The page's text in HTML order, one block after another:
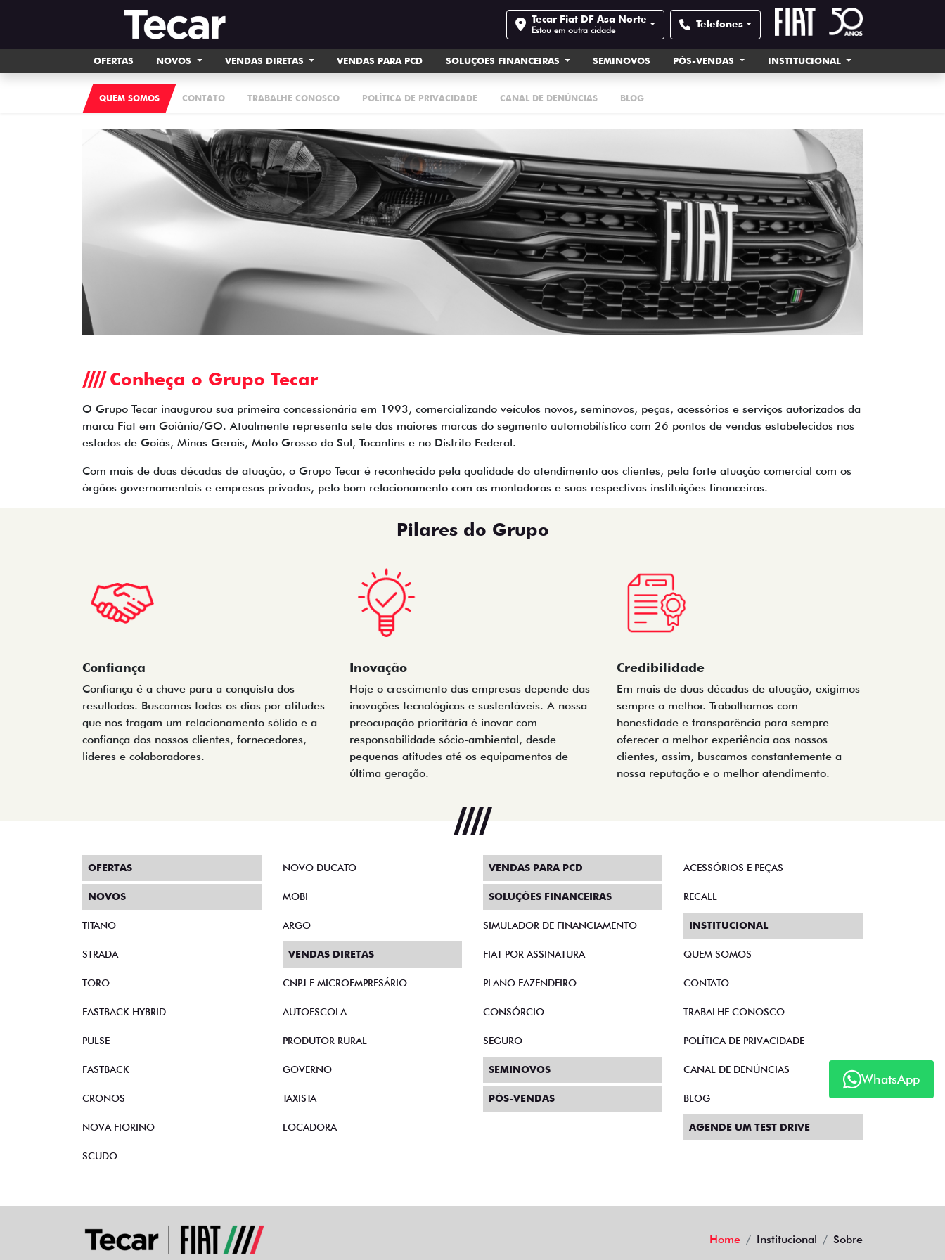
Tecar Fiat DF Asa Norte
Estou em outra cidade Telefones
OFERTAS NOVOS VENDAS DIRETAS VENDAS PARA PCD SOLUÇÕES FINANCEIRAS SEMINOVOS PÓS-VENDAS INSTITUCIONAL
QUEM SOMOS CONTATO TRABALHE CONOSCO POLÍTICA DE PRIVACIDADE CANAL DE DENÚNCIAS BLOG
Conheça o Grupo Tecar
O Grupo Tecar inaugurou sua primeira concessionária em 1993, comercializando veículos novos, seminovos, peças, acessórios e serviços autorizados da
marca Fiat em Goiânia/GO. Atualmente representa sete das maiores marcas do segmento automobilístico com 26 pontos de vendas estabelecidos nos
estados de Goiás, Minas Gerais, Mato Grosso do Sul, Tocantins e no Distrito Federal.
Com mais de duas décadas de atuação, o Grupo Tecar é reconhecido pela qualidade do atendimento aos clientes, pela forte atuação comercial com os
órgãos governamentais e empresas privadas, pelo bom relacionamento com as montadoras e suas respectivas instituições financeiras.
Pilares do Grupo
Confiança
Confiança é a chave para a conquista dos
resultados. Buscamos todos os dias por atitudes
que nos tragam um relacionamento sólido e a
confiança dos nossos clientes, fornecedores,
lideres e colaboradores.
Inovação
Hoje o crescimento das empresas depende das
inovações tecnológicas e sustentáveis. A nossa
preocupação prioritária é inovar com
responsabilidade sócio-ambiental, desde
pequenas atitudes até os equipamentos de
última geração.
Credibilidade
Em mais de duas décadas de atuação, exigimos
sempre o melhor. Trabalhamos com
honestidade e transparência para sempre
oferecer a melhor experiência aos nossos
clientes, assim, buscamos constantemente a
nossa reputação e o melhor atendimento.
WhatsApp
OFERTAS
NOVOS
TITANO
STRADA
TORO
FASTBACK HYBRID
PULSE
FASTBACK
CRONOS
NOVA FIORINO
SCUDO
NOVO DUCATO
MOBI
ARGO
VENDAS DIRETAS
CNPJ E MICROEMPRESÁRIO
AUTOESCOLA
PRODUTOR RURAL
GOVERNO
TAXISTA
LOCADORA
VENDAS PARA PCD
SOLUÇÕES FINANCEIRAS
SIMULADOR DE FINANCIAMENTO
FIAT POR ASSINATURA
PLANO FAZENDEIRO
CONSÓRCIO
SEGURO
SEMINOVOS
PÓS-VENDAS
ACESSÓRIOS E PEÇAS
RECALL
INSTITUCIONAL
QUEM SOMOS
CONTATO
TRABALHE CONOSCO
POLÍTICA DE PRIVACIDADE
CANAL DE DENÚNCIAS
BLOG
AGENDE UM TEST DRIVE
Home Institucional Sobre